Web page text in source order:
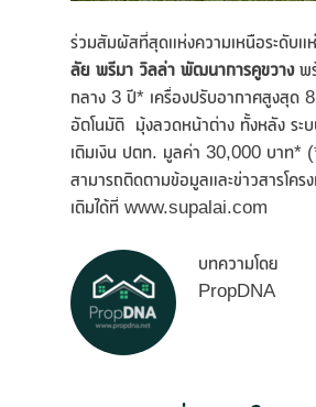
ร่วมสัมผัสที่สุดแห่งความเหนือระดับแ
ลัย พรีมา วิลล่า พัฒนาการคูขวาง พ
กลาง 3 ปี* เครื่องปรับอากาศสูงสุด
อัตโนมัติ มุ้งลวดหน้าต่าง ทั้งหลัง ระ
เติมเงิน ปตท. มูลค่า 30,000 บาท*
สามารถติดตามข้อมูลและข่าวสารโ
เติมได้ที่ www.supalai.com
บทความโดย
PropDNA